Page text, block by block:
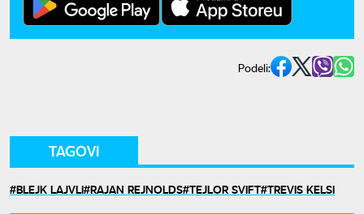
Podeli:
TAGOVI
BLEJK LAJVLI RAJAN REJNOLDS TEJLOR SVIFT TREVIS KELSI